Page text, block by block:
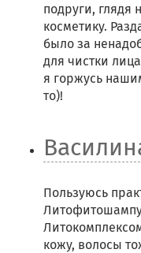
подруги, глядя
косметику.
было за
для чистки
я горжусь
то)!
Пользуюсь
кожу, волосы